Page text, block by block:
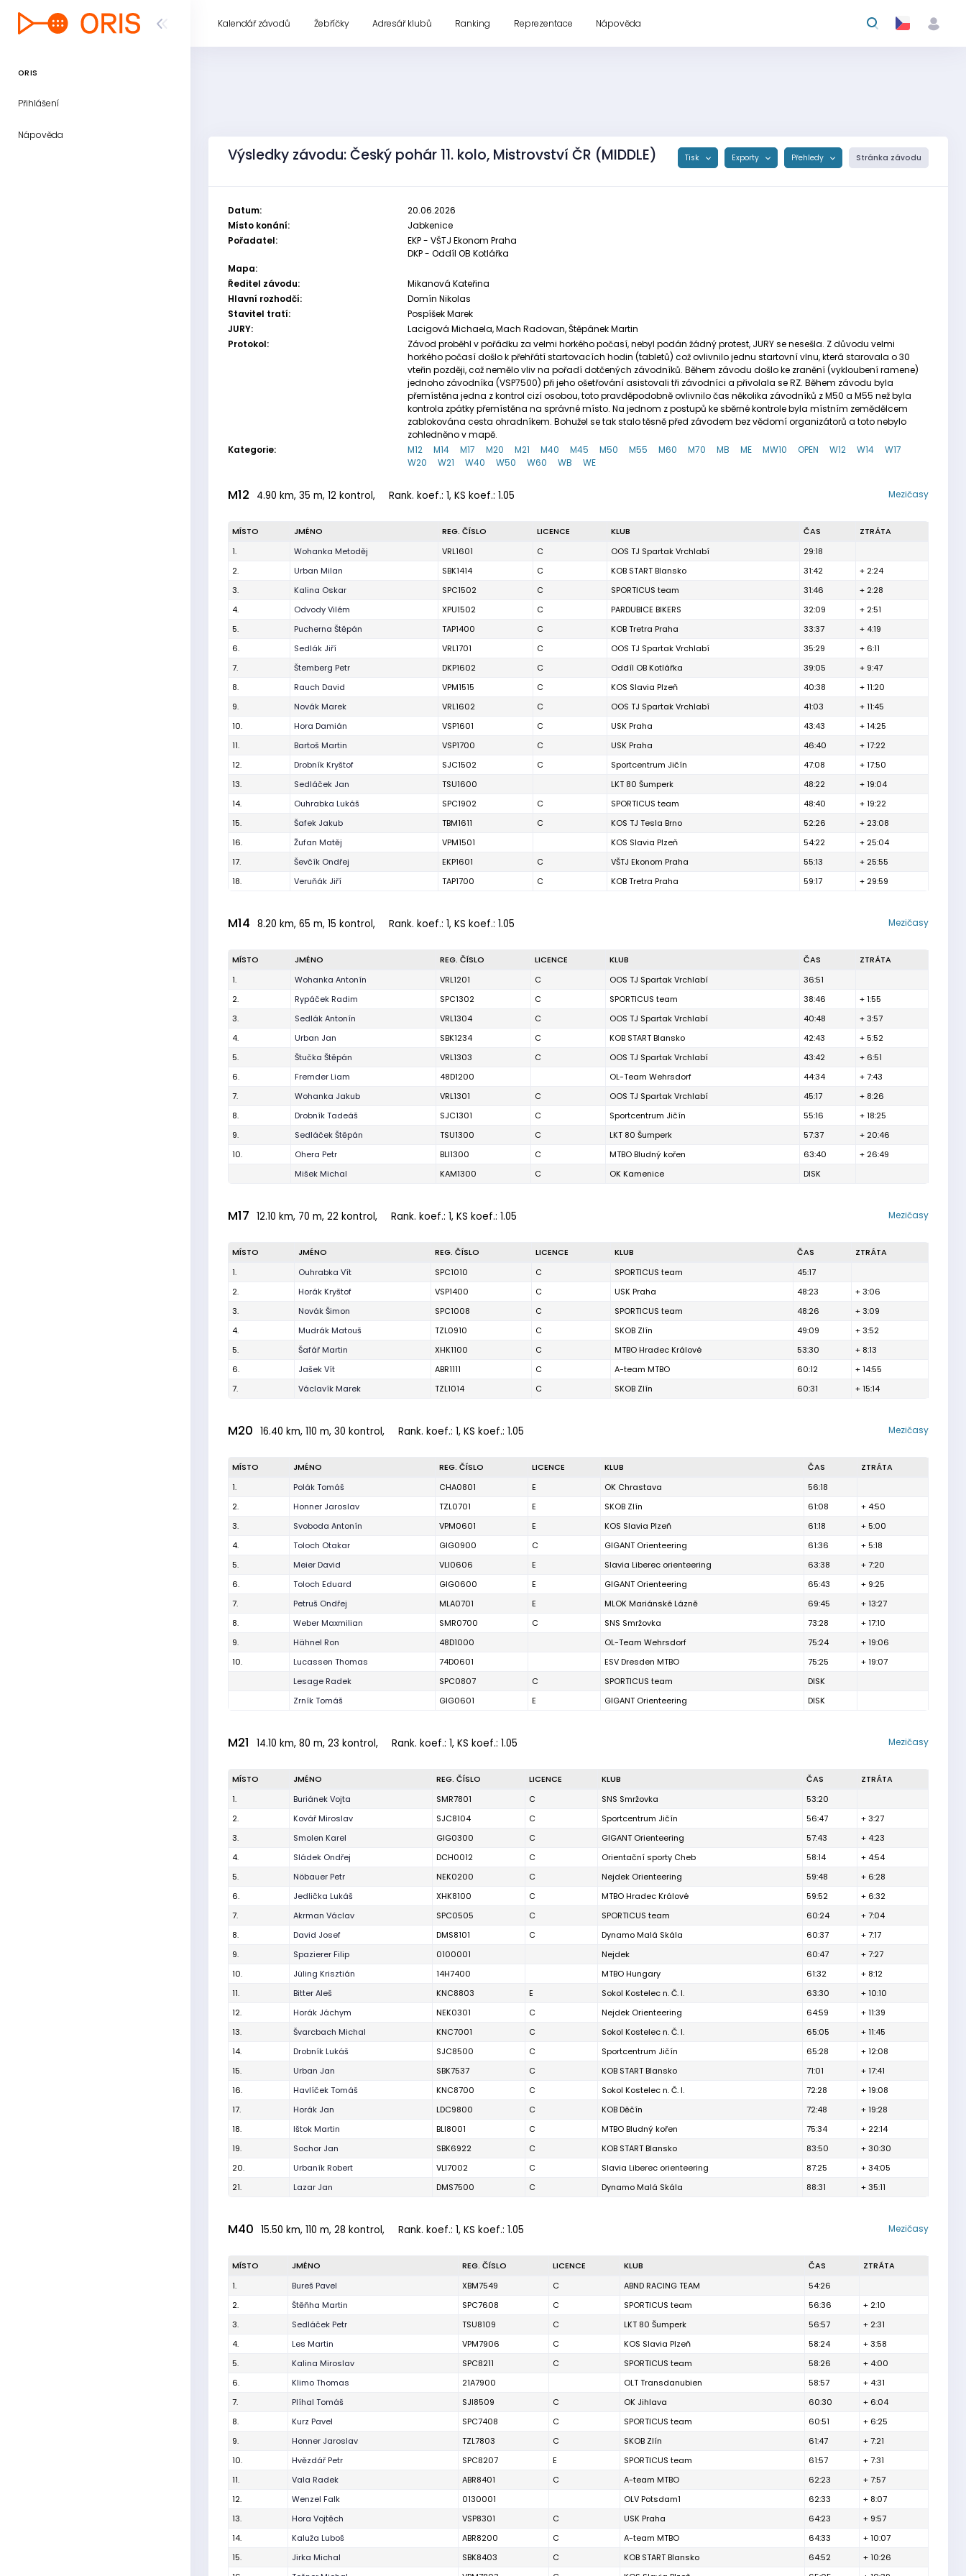
ORIS
Přihlášení
Nápověda
Kalendář závodů Žebříčky Adresář klubů Ranking Reprezentace Nápověda
Výsledky závodu: Český pohár 11. kolo, Mistrovství ČR (MIDDLE) Tisk Exporty Přehledy Stránka závodu
Datum:
20.06.2026
Místo konání:
Jabkenice
Pořadatel:
EKP - VŠTJ Ekonom Praha
DKP - Oddíl OB Kotlářka
Mapa:
Ředitel závodu:
Mikanová Kateřina
Hlavní rozhodčí:
Domín Nikolas
Stavitel tratí:
Pospíšek Marek
JURY:
Lacigová Michaela, Mach Radovan, Štěpánek Martin
Protokol:
Závod proběhl v pořádku za velmi horkého počasí, nebyl podán žádný protest, JURY se nesešla. Z důvodu velmi
horkého počasí došlo k přehřátí startovacích hodin (tabletů) což ovlivnilo jednu startovní vlnu, která starovala o 30
vteřin později, což nemělo vliv na pořadí dotčených závodníků. Během závodu došlo ke zranění (vykloubení ramene)
jednoho závodníka (VSP7500) při jeho ošetřování asistovali tři závodníci a přivolala se RZ. Během závodu byla
přemístěna jedna z kontrol cizí osobou, toto pravděpodobně ovlivnilo čas několika závodníků z M50 a M55 než byla
kontrola zpátky přemístěna na správné místo. Na jednom z postupů ke sběrné kontrole byla místním zemědělcem
zablokována cesta ohradníkem. Bohužel se tak stalo těsně před závodem bez vědomí organizátorů a toto nebylo
zohledněno v mapě.
Kategorie:
M12 M14 M17 M20 M21 M40 M45 M50 M55 M60 M70 MB ME MW10 OPEN W12 W14
W17
W20
W21 W40 W50 W60 WB WE
M12 4.90 km, 35 m, 12 kontrol, Rank. koef.: 1, KS koef.: 1.05 Mezičasy
MÍSTO JMÉNO REG. ČÍSLO LICENCE KLUB ČAS
ZTRÁTA
1.
Wohanka Metoděj VRL1601 C OOS TJ Spartak Vrchlabí
29:18
2.
Urban Milan SBK1414 C KOB START Blansko 31:42
+ 2:24
3.
Kalina Oskar SPC1502 C SPORTICUS team 31:46
+ 2:28
4.
Odvody Vilém XPU1502 C PARDUBICE BIKERS 32:09
+ 2:51
5.
Pucherna Štěpán TAP1400 C KOB Tretra Praha 33:37
+ 4:19
6.
Sedlák Jiří VRL1701 C OOS TJ Spartak Vrchlabí 35:29
+ 6:11
7.
Štemberg Petr DKP1602 C Oddíl OB Kotlářka 39:05
+ 9:47
8.
Rauch David VPM1515 C KOS Slavia Plzeň 40:38
+ 11:20
9.
Novák Marek VRL1602 C OOS TJ Spartak Vrchlabí 41:03
+ 11:45
10.
Hora Damián VSP1601 C USK Praha 43:43
+ 14:25
11.
Bartoš Martin VSP1700 C USK Praha 46:40
+ 17:22
12.
Drobník Kryštof SJC1502 C Sportcentrum Jičín 47:08
+ 17:50
13.
Sedláček Jan TSU1600 LKT 80 Šumperk 48:22
+ 19:04
14.
Ouhrabka Lukáš SPC1902 C SPORTICUS team 48:40
+ 19:22
15.
Šafek Jakub TBM1611 C KOS TJ Tesla Brno 52:26
+ 23:08
16.
Žufan Matěj VPM1501 KOS Slavia Plzeň 54:22
+ 25:04
17.
Ševčík Ondřej EKP1601 C VŠTJ Ekonom Praha 55:13
+ 25:55
18.
Veruňák Jiří TAP1700 C KOB Tretra Praha 59:17 + 29:59
M14 8.20 km, 65 m, 15 kontrol, Rank. koef.: 1, KS koef.: 1.05 Mezičasy
MÍSTO JMÉNO REG. ČÍSLO LICENCE KLUB ČAS
ZTRÁTA
1.
Wohanka Antonín VRL1201 C OOS TJ Spartak Vrchlabí
36:51
2.
Rypáček Radim SPC1302 C SPORTICUS team 38:46
+ 1:55
3.
Sedlák Antonín VRL1304 C OOS TJ Spartak Vrchlabí 40:48
+ 3:57
4.
Urban Jan SBK1234 C KOB START Blansko 42:43
+ 5:52
5.
Štučka Štěpán VRL1303 C OOS TJ Spartak Vrchlabí 43:42
+ 6:51
6.
Fremder Liam 48D1200 OL-Team Wehrsdorf 44:34
+ 7:43
7.
Wohanka Jakub VRL1301 C OOS TJ Spartak Vrchlabí 45:17
+ 8:26
8.
Drobník Tadeáš SJC1301 C Sportcentrum Jičín 55:16
+ 18:25
9.
Sedláček Štěpán TSU1300 C LKT 80 Šumperk 57:37
+ 20:46
10.
Ohera Petr BLI1300 C MTBO Bludný kořen 63:40
+ 26:49
Mišek Michal
KAM1300 C OK Kamenice DISK
M17 12.10 km, 70 m, 22 kontrol, Rank. koef.: 1, KS koef.: 1.05 Mezičasy
MÍSTO JMÉNO REG. ČÍSLO LICENCE KLUB ČAS
ZTRÁTA
1.
Ouhrabka Vít SPC1010 C SPORTICUS team
45:17
2.
Horák Kryštof VSP1400 C USK Praha 48:23
+ 3:06
3.
Novák Šimon SPC1008 C SPORTICUS team 48:26
+ 3:09
4.
Mudrák Matouš TZL0910 C SKOB Zlín 49:09
+ 3:52
5.
Šafář Martin XHK1100 C MTBO Hradec Králové 53:30
+ 8:13
6.
Jašek Vít ABR1111 C A-team MTBO 60:12
+ 14:55
7.
Václavík Marek TZL1014 C SKOB Zlín 60:31 + 15:14
M20 16.40 km, 110 m, 30 kontrol, Rank. koef.: 1, KS koef.: 1.05 Mezičasy
MÍSTO JMÉNO REG. ČÍSLO LICENCE KLUB ČAS
ZTRÁTA
1.
Polák Tomáš CHA0801 E OK Chrastava
56:18
2.
Honner Jaroslav TZL0701 E SKOB Zlín 61:08
+ 4:50
3.
Svoboda Antonín VPM0601 E KOS Slavia Plzeň 61:18
+ 5:00
4.
Toloch Otakar GIG0900 C GIGANT Orienteering 61:36
+ 5:18
5.
Meier David VLI0606 E Slavia Liberec orienteering 63:38
+ 7:20
6.
Toloch Eduard GIG0600 E GIGANT Orienteering 65:43
+ 9:25
7.
Petruš Ondřej MLA0701 E MLOK Mariánské Lázně 69:45
+ 13:27
8.
Weber Maxmilian SMR0700 C SNS Smržovka 73:28
+ 17:10
9.
Hähnel Ron 48D1000 OL-Team Wehrsdorf 75:24
+ 19:06
10.
Lucassen Thomas 74D0601 ESV Dresden MTBO 75:25
+ 19:07
Lesage Radek
SPC0807 C SPORTICUS team
DISK
Zrník Tomáš
GIG0601 E GIGANT Orienteering DISK
M21 14.10 km, 80 m, 23 kontrol, Rank. koef.: 1, KS koef.: 1.05 Mezičasy
MÍSTO JMÉNO REG. ČÍSLO LICENCE KLUB ČAS
ZTRÁTA
1.
Buriánek Vojta SMR7801 C SNS Smržovka
53:20
2.
Kovář Miroslav SJC8104 C Sportcentrum Jičín 56:47
+ 3:27
3.
Smolen Karel GIG0300 C GIGANT Orienteering 57:43
+ 4:23
4.
Sládek Ondřej DCH0012 C Orientační sporty Cheb 58:14
+ 4:54
5.
Nöbauer Petr NEK0200 C Nejdek Orienteering 59:48
+ 6:28
6.
Jedlička Lukáš XHK8100 C MTBO Hradec Králové 59:52
+ 6:32
7.
Akrman Václav SPC0505 C SPORTICUS team 60:24
+ 7:04
8.
David Josef DMS8101 C Dynamo Malá Skála 60:37
+ 7:17
9.
Spazierer Filip 0100001 Nejdek 60:47
+ 7:27
10.
Jüling Krisztián 14H7400 MTBO Hungary 61:32
+ 8:12
11.
Bitter Aleš KNC8803 E Sokol Kostelec n. Č. l. 63:30
+ 10:10
12.
Horák Jáchym NEK0301 C Nejdek Orienteering 64:59
+ 11:39
13.
Švarcbach Michal KNC7001 C Sokol Kostelec n. Č. l. 65:05
+ 11:45
14.
Drobník Lukáš SJC8500 C Sportcentrum Jičín 65:28
+ 12:08
15.
Urban Jan SBK7537 C KOB START Blansko 71:01
+ 17:41
16.
Havlíček Tomáš KNC8700 C Sokol Kostelec n. Č. l. 72:28
+ 19:08
17.
Horák Jan LDC9800 C KOB Děčín 72:48
+ 19:28
18.
Ištok Martin BLI8001 C MTBO Bludný kořen 75:34
+ 22:14
19.
Sochor Jan SBK6922 C KOB START Blansko 83:50
+ 30:30
20.
Urbaník Robert VLI7002 C Slavia Liberec orienteering 87:25
+ 34:05
21.
Lazar Jan DMS7500 C Dynamo Malá Skála 88:31 + 35:11
M40 15.50 km, 110 m, 28 kontrol, Rank. koef.: 1, KS koef.: 1.05 Mezičasy
MÍSTO JMÉNO REG. ČÍSLO LICENCE KLUB ČAS
ZTRÁTA
1.
Bureš Pavel XBM7549 C ABND RACING TEAM
54:26
2.
Štěňha Martin SPC7608 C SPORTICUS team 56:36
+ 2:10
3.
Sedláček Petr TSU8109 C LKT 80 Šumperk 56:57
+ 2:31
4.
Les Martin VPM7906 C KOS Slavia Plzeň 58:24
+ 3:58
5.
Kalina Miroslav SPC8211 C SPORTICUS team 58:26
+ 4:00
6.
Klimo Thomas 21A7900 OLT Transdanubien 58:57
+ 4:31
7.
Plíhal Tomáš SJI8509 C OK Jihlava 60:30
+ 6:04
8.
Kurz Pavel SPC7408 C SPORTICUS team 60:51
+ 6:25
9.
Honner Jaroslav TZL7803 C SKOB Zlín 61:47
+ 7:21
10.
Hvězdář Petr SPC8207 E SPORTICUS team 61:57
+ 7:31
11.
Vala Radek ABR8401 C A-team MTBO 62:23
+ 7:57
12.
Wenzel Falk 0130001 OLV Potsdam1 62:33
+ 8:07
13.
Hora Vojtěch VSP8301 C USK Praha 64:23
+ 9:57
14.
Kaluža Luboš ABR8200 C A-team MTBO 64:33
+ 10:07
15.
Jirka Michal SBK8403 C KOB START Blansko 64:52
+ 10:26